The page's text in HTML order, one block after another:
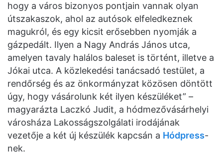
hogy a város bizonyos pontjain vannak olyan
útszakaszok, ahol az autósok elfeledkeznek
magukról, és egy kicsit erősebben nyomják a
gázpedált. Ilyen a Nagy András János utca,
amelyen tavaly halálos baleset is történt, illetve a
Jókai utca. A közlekedési tanácsadó testület, a
rendőrség és az önkormányzat közösen döntött
úgy, hogy vásárolunk két ilyen készüléket” –
magyarázta Laczkó Judit, a hódmezővásárhelyi
városháza Lakosságszolgálati irodájának
vezetője a két új készülék kapcsán a Hódpress-
nek.